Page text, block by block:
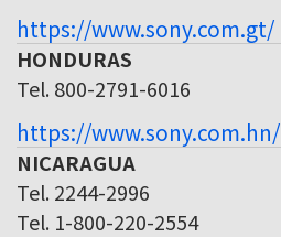
https://www.sony.com.gt/
HONDURAS
Tel. 800-2791-6016
https://www.sony.com.hn/
NICARAGUA
Tel. 2244-2996
Tel. 1-800-220-2554